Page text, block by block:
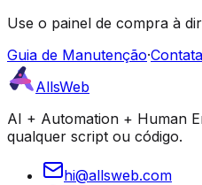
Use o painel de compra à
Guia de Manutenção·
AllsWeb
AI + Automation + Human
qualquer script ou código.
hi@allsweb.com